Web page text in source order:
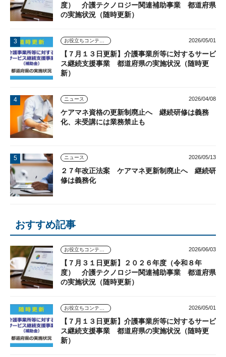
度） 介護テクノロジー関連補助事業 都道府県
の実施状況（随時更新）
2026/05/01
【７月１３日更新】介護事業所等に対するサービ
ス継続支援事業 都道府県の実施状況（随時更
新）
ニュース 2026/04/08
ケアマネ資格の更新制廃止へ 継続研修は義務
化、未受講には業務禁止も
ニュース 2026/05/13
２７年改正法案 ケアマネ更新制廃止へ 継続研
修は義務化
おすすめ記事
2026/06/03
【７月３１日更新】２０２６年度（令和８年
度） 介護テクノロジー関連補助事業 都道府県
の実施状況（随時更新）
2026/05/01
【７月１３日更新】介護事業所等に対するサービ
ス継続支援事業 都道府県の実施状況（随時更
新）